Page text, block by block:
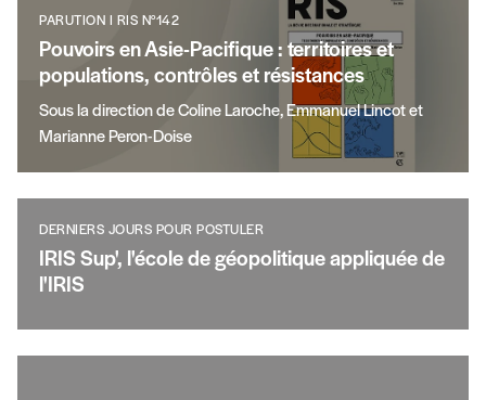
PARUTION I RIS N°142
Pouvoirs en Asie-Pacifique : territoires et
populations, contrôles et résistances
Sous la direction de Coline Laroche, Emmanuel Lincot et
Marianne Peron-Doise
DERNIERS JOURS POUR POSTULER
IRIS Sup', l'école de géopolitique appliquée de
l'IRIS